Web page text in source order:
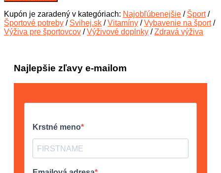
Kupón je zaradený v kategóriach: Najobľúbenejšie / Šport/
Športové potreby / Svihej.sk /Vitamíny /Vybavenie na šport/
Výživa pre športovcov /Výživové doplnky /Zdravá výživa
Najlepšie zľavy e-mailom